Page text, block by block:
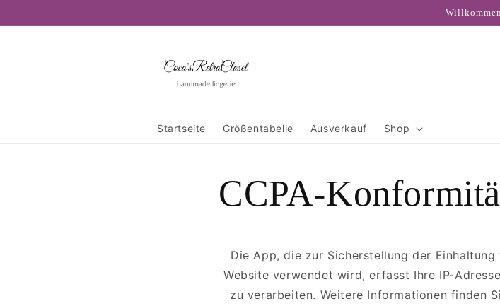
Inhalt
Startseite Größentabelle Ausverkauf Shop
CCPA-
Die App, die zur Sicherstellung der Einhaltung
Website verwendet wird, erfasst Ihre IP-
zu verarbeiten. Weitere Informationen finden